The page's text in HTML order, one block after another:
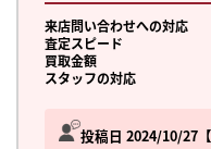
投稿日 2024/10/27
来店問い合わせへの対応
査定スピード
買取金額
スタッフの対応